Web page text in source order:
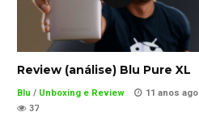
Review (análise) Blu Pure XL
Blu / Unboxing e Review
11 anos ago
37